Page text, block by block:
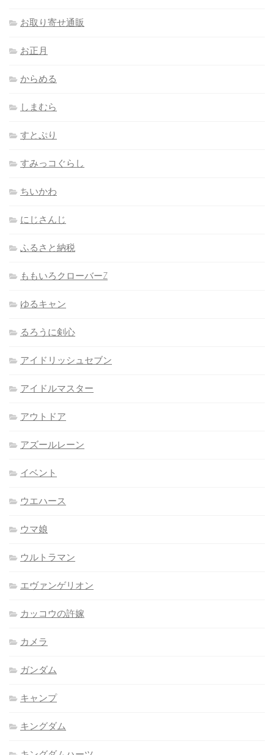
お取り寄せ通販
お正月
からめる
しまむら
すとぷり
すみっコぐらし
ちいかわ
にじさんじ
ふるさと納税
ももいろクローバーZ
ゆるキャン
るろうに剣心
アイドリッシュセブン
アイドルマスター
アウトドア
アズールレーン
イベント
ウエハース
ウマ娘
ウルトラマン
エヴァンゲリオン
カッコウの許嫁
カメラ
ガンダム
キャンプ
キングダム